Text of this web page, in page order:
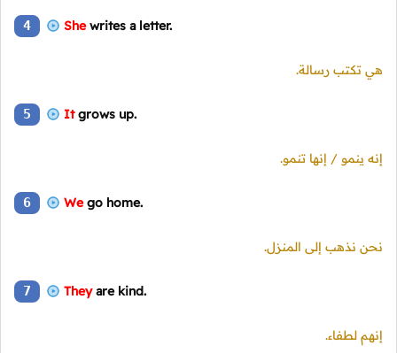
4 Shewrites a letter.
هي تكتب رسالة.
5 Itgrows up.
إنه ينمو / إنها تنمو.
6 Wego home.
نحن نذهب إلى المنزل.
7 Theyare kind.
إنهم لطفاء.